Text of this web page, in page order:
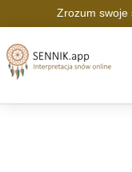
Zrozum swoje